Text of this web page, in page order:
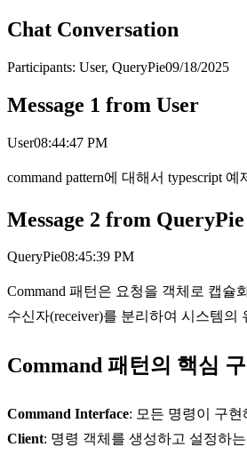
Chat Conversation
Participants: User, QueryPie09/18/2025
Message 1 from User
User08:44:47 PM
command pattern에 대해서 typescript
Message 2 from QueryPie
QueryPie08:45:39 PM
Command 패턴은 요청을 객체로 캡
수신자(receiver)를 분리하여 시스템의
Command 패턴의 핵심
Command Interface: 모든 명령이 구
Client: 명령 객체를 생성하고 설정하